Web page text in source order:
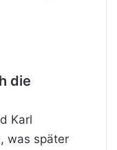
die
Karl
was später